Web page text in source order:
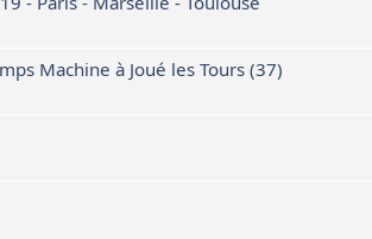
Machine à Joué les Tours (37)